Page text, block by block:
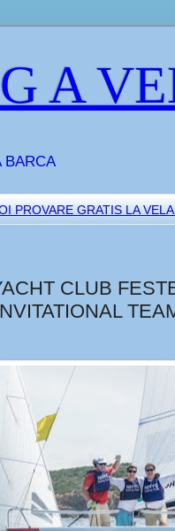
A
BARCA
PROVARE GRATIS LA
CLUB